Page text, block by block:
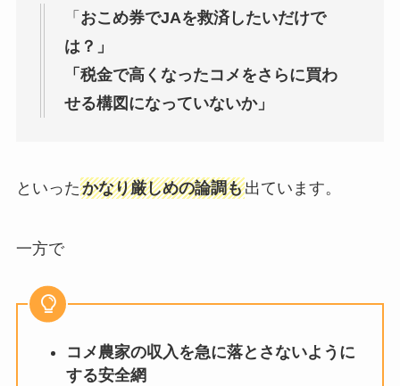
「 おこめ券でJAを救済したいだけで
は？」
「税金で高くなったコメをさらに買わ
せる構図になっていないか」
といったかなり厳しめの論調も出ています。
一方で
コメ農家の収入を急に落とさないように
する安全網